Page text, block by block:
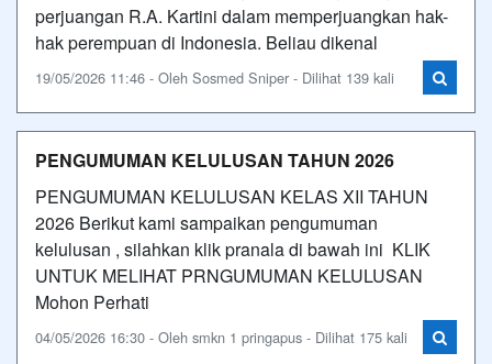
perjuangan R.A. Kartini dalam memperjuangkan hak-
hak perempuan di Indonesia. Beliau dikenal
19/05/2026 11:46 - Oleh Sosmed Sniper - Dilihat 139 kali
PENGUMUMAN KELULUSAN TAHUN 2026
PENGUMUMAN KELULUSAN KELAS XII TAHUN
2026 Berikut kami sampaikan pengumuman
kelulusan , silahkan klik pranala di bawah ini KLIK
UNTUK MELIHAT PRNGUMUMAN KELULUSAN
Mohon Perhati
04/05/2026 16:30 - Oleh smkn 1 pringapus - Dilihat 175 kali